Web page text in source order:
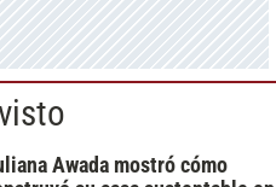
Awada mostró cómo